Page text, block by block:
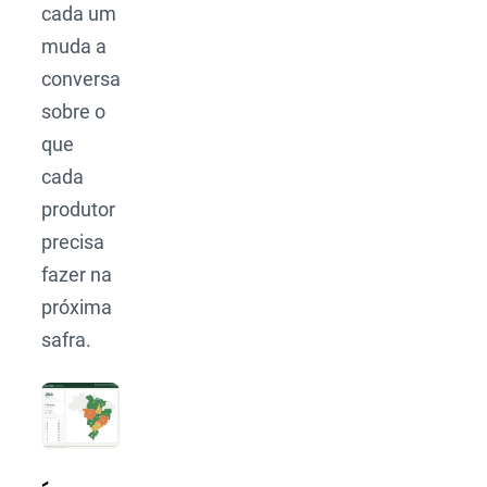
cada um
muda a
conversa
sobre o
que
cada
produtor
precisa
fazer na
próxima
safra.